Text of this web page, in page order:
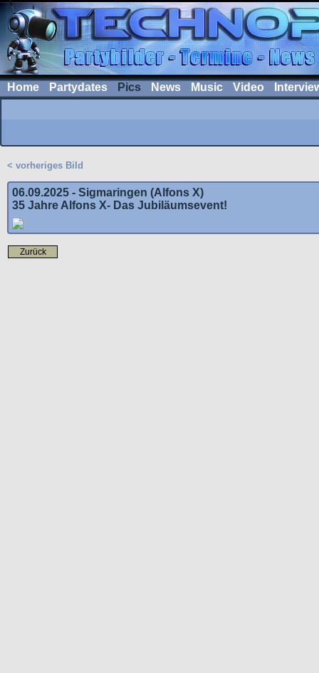
Home Partydates Pics News Music Video
< vorheriges Bild
06.09.2025 - Sigmaringen (Alfons X)
35 Jahre Alfons X- Das Jubiläumsevent!